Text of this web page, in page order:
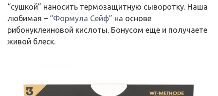
“сушкой” наносить термозащитную сыворотку. Наша
любимая – “Формула Сейф” на основе
рибонуклеиновой кислоты. Бонусом еще и получаете
живой блеск.